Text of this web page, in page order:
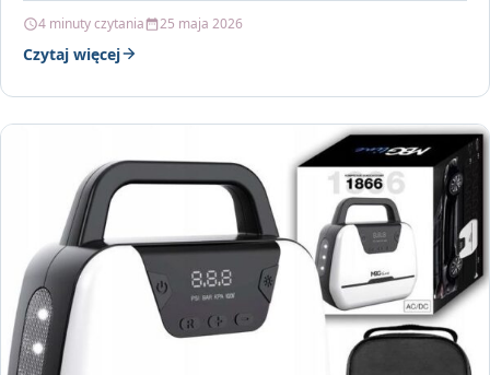
4 minuty czytania 25 maja 2026
Czytaj więcej